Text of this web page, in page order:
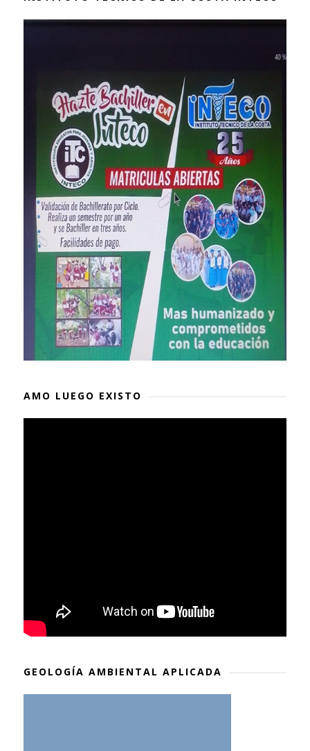
AMO LUEGO EXISTO
GEOLOGÍA AMBIENTAL APLICADA